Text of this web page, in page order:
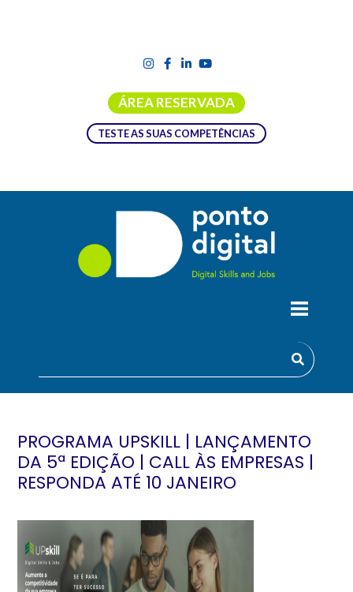
ÁREA RESERVADA
TESTE AS SUAS COMPETÊNCIAS
PROGRAMA UPSKILL | LANÇAMENTO
DA 5ª EDIÇÃO | CALL ÀS EMPRESAS |
RESPONDA ATÉ 10 JANEIRO